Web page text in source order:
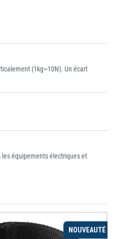
(1kg~10N). Un écart
les équipements électriques et
NOUVEAUTÉ